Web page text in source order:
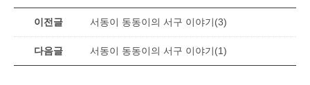
이전글 서동이 동동이의 서구 이야기(3)
다음글 서동이 동동이의 서구 이야기(1)